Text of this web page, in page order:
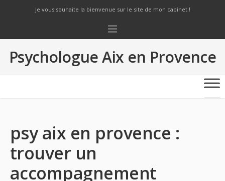
Je vous souhaite la bienvenue sur le site de mon cabinet !
Psychologue Aix en Provence
psy aix en provence :
trouver un
accompagnement